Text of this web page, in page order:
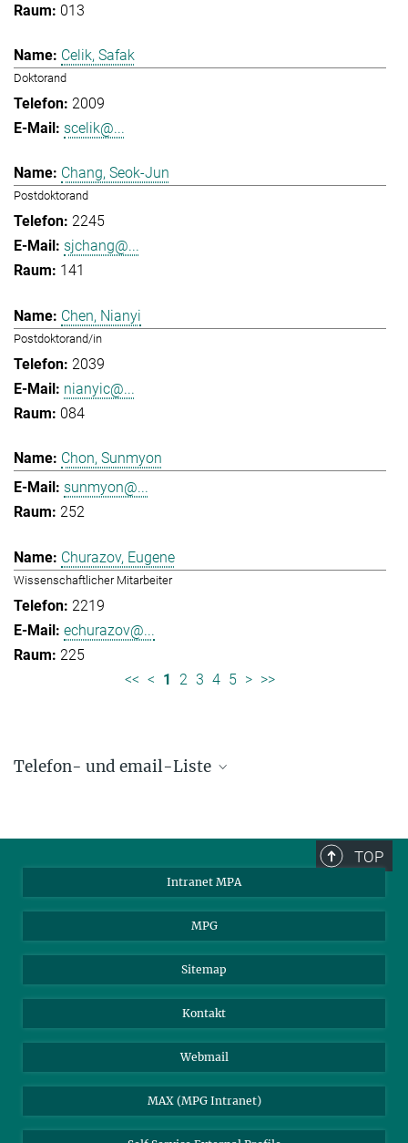
013
Celik, Safak
Doktorand
2009
scelik@...
Chang, Seok-Jun
Postdoktorand
2245
sjchang@...
141
Chen, Nianyi
Postdoktorand/in
2039
nianyic@...
084
Chon, Sunmyon
sunmyon@...
252
Churazov, Eugene
Wissenschaftlicher Mitarbeiter
2219
echurazov@...
225
<< < 1 2 3 4 5 > >>
Telefon- und email-Liste
85748 Garching, Germany
TOP
Intranet MPA
MPG
Sitemap
Kontakt
Webmail
MAX (MPG Intranet)